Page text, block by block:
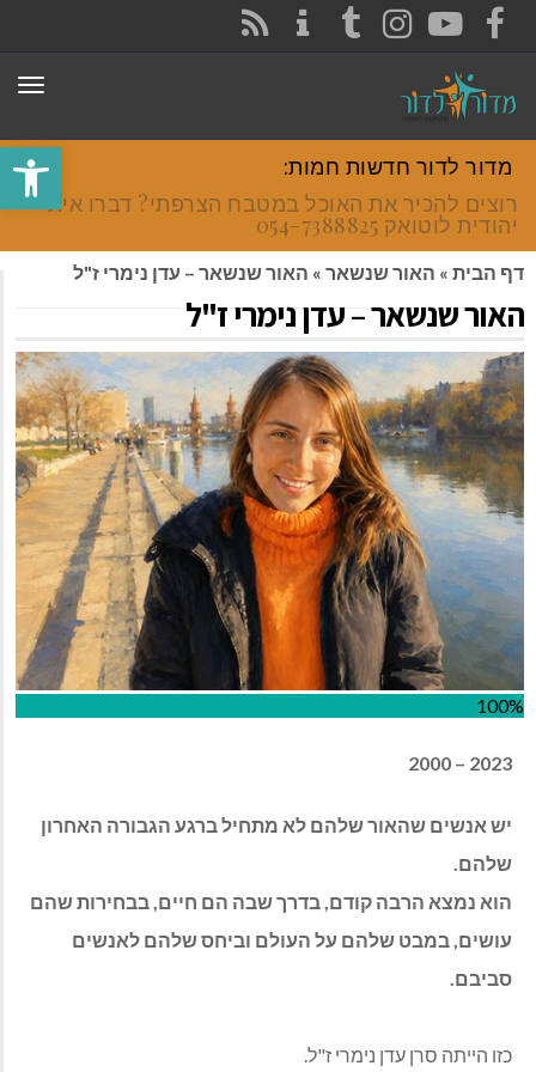
פתח
FACEBOOK
YOUTUBE
INSTAGRAM
TUMBLR
מדור לדור חדשות חמות:
רוצים להכיר את האוכל במטבח הצרפתי? דברו איתי
יהודית לוטואק 054-7388825.
דף הבית » האור שנשאר » האור שנשאר – עדן נימרי ז"ל
האור שנשאר – עדן נימרי ז"ל
100%
2000‭ – ‬2023
יש אנשים שהאור שלהם לא מתחיל ברגע הגבורה האחרון
שלהם.
הוא נמצא הרבה קודם, בדרך שבה הם חיים, בבחירות שהם
עושים, במבט שלהם על העולם וביחס שלהם לאנשים
סביבם.
כזו הייתה סרן עדן נימרי ז"ל.